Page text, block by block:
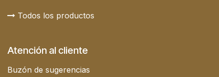
Todos los productos
Atención al cliente
Buzón de sugerencias